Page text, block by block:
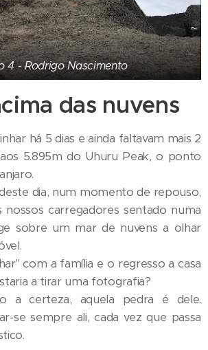
4 - Rodrigo Nascimento
das nuvens
há 5 dias e ainda faltavam mais 2
5.895m do Uhuru Peak, o ponto
dia, num momento de repouso,
nossos carregadores sentado numa
sobre um mar de nuvens a olhar
com a família e o regresso a casa
a tirar uma fotografia?
a certeza, aquela pedra é dele.
se sempre ali, cada vez que passa